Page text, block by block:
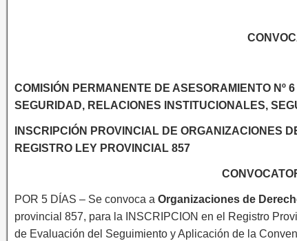
COMISIÓN PERMANENTE DE ASESORAMIENTO Nº
SEGURIDAD, RELACIONES INSTITUCIONALES,
INSCRIPCIÓN PROVINCIAL DE ORGANIZACIONES
REGISTRO LEY PROVINCIAL 857
POR 5 DÍAS – Se convoca a Organizaciones de
provincial 857, para la INSCRIPCION en el Registro
de Evaluación del Seguimiento y Aplicación de la